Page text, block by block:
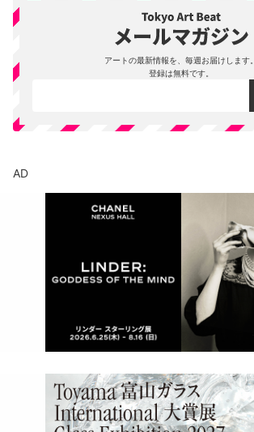
アートの最新情報を、毎週お届けします。
登録は無料です。
AD